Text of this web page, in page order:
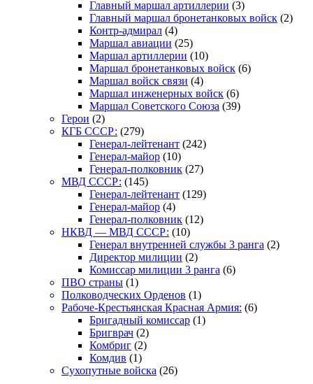
Главный маршал артиллерии (3)
Главный маршал бронетанковых войск (2)
Контр-адмирал (4)
Маршал авиации (25)
Маршал артиллерии (10)
Маршал бронетанковых войск (6)
Маршал войск связи (4)
Маршал инженерных войск (6)
Маршал Советского Союза (39)
Герои (2)
КГБ СССР: (279)
Генерал-лейтенант (242)
Генерал-майор (10)
Генерал-полковник (27)
МВД СССР: (145)
Генерал-лейтенант (129)
Генерал-майор (4)
Генерал-полковник (12)
НКВД — МВД СССР: (10)
Генерал внутренней службы 3 ранга (2)
Директор милиции (2)
Комиссар милиции 3 ранга (6)
ПВО страны (1)
Полководческих Орденов (1)
Рабоче-Крестьянская Красная Армия: (6)
Бригадный комиссар (1)
Бригврач (2)
Комбриг (2)
Комдив (1)
Сухопутные войска (26)